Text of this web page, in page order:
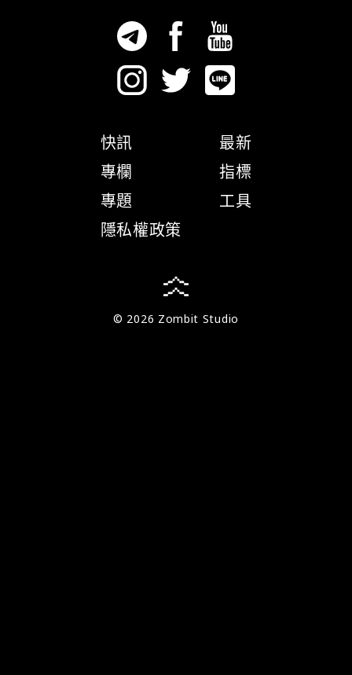
快訊
專欄
專題
隱私權政策
最新
指標
工具
© 2026 Zombit Studio